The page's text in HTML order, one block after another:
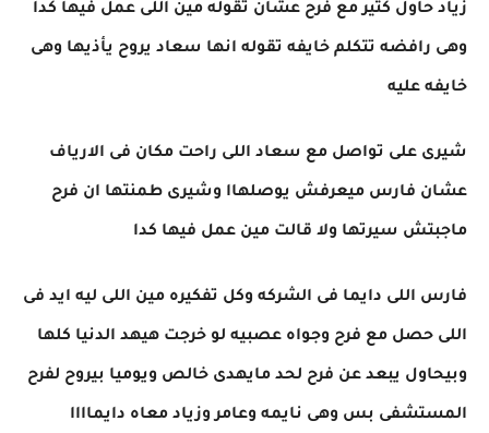
زياد حاول كتير مع فرح عشان تقوله مين اللى عمل فيها كدا
وهى رافضه تتكلم خايفه تقوله انها سعاد يروح يأذيها وهى
خايفه عليه
شيرى على تواصل مع سعاد اللى راحت مكان فى الارياف
عشان فارس ميعرفش يوصلهاا وشيرى طمنتها ان فرح
ماجبتش سيرتها ولا قالت مين عمل فيها كدا
فارس اللى دايما فى الشركه وكل تفكيره مين اللى ليه ايد فى
اللى حصل مع فرح وجواه عصبيه لو خرجت هيهد الدنيا كلها
وبيحاول يبعد عن فرح لحد مايهدى خالص ويوميا بيروح لفرح
المستشفى بس وهى نايمه وعامر وزياد معاه دايماااا